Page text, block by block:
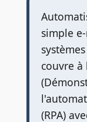
simple
couvre
(RPA)